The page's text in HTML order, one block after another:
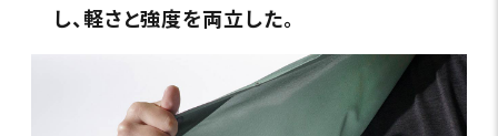
し、軽さと強度を両立した。